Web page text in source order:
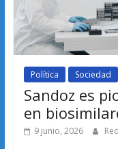
Política Sociedad
Sandoz es
en
9 junio, 2026